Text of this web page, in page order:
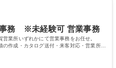
本社【お客様
い商品づくりへ貢献
て】キリングループの広報機能を担
にし、磨き上げたホスピタリティ
がら広報関連業務を行っておりま
事務 ※未経験可 営業事務
営業所いずれかにて営業事務をお任せ。
作成・カタログ送付・来客対応・営業所内